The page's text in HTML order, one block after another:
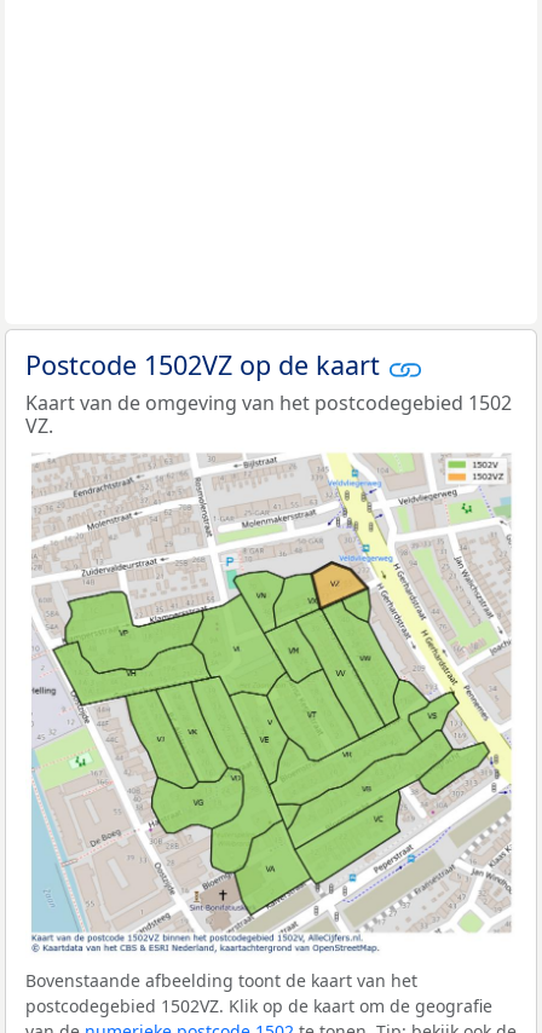
Postcode 1502VZ op de kaart
Kaart van de omgeving van het postcodegebied 1502
VZ.
Bovenstaande afbeelding toont de kaart van het
postcodegebied 1502VZ. Klik op de kaart om de geografie